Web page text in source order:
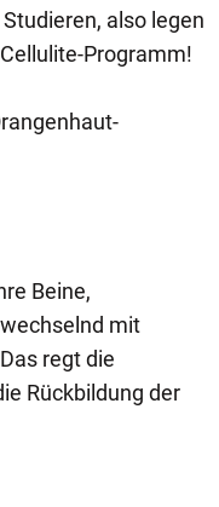
also legen
Programm!
Beine,
mit
regt die
Rückbildung der